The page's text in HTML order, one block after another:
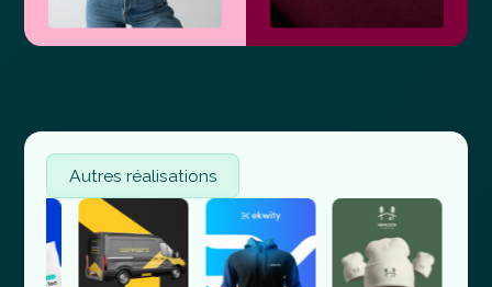
Autres réalisations